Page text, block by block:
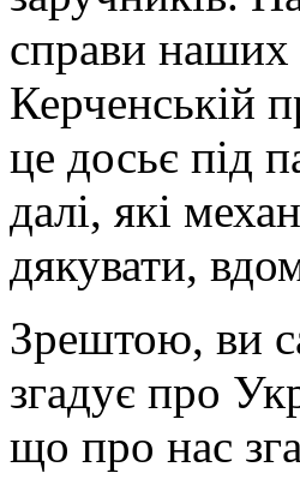
справи наших
Керченській
це досьє під
далі, які
дякувати,
Зрештою, ви
згадує про
що про нас